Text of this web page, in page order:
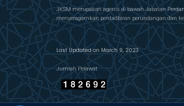
JKSM merupakan agensi di bawah Jabatan
menyeragamkan pentadbiran perundangan dan
Last Updated on March 9, 2023
Jumlah Pelawat